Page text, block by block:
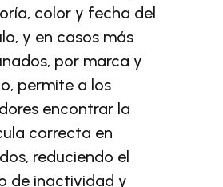
color y fecha del
y en casos más
por marca y
permite a los
encontrar la
correcta en
reduciendo el
de inactividad y